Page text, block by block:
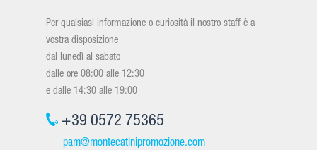
Per qualsiasi informazione o curiosità il nostro staff è a
vostra disposizione
dal lunedì al sabato
dalle ore 08:00 alle 12:30
e dalle 14:30 alle 19:00
+39 0572 75365
pam@montecatinipromozione.com